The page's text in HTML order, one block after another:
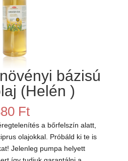
bázisú
(Helén )
FtÁrtartomány:
1
950 Ft
-
5
a bőrfelszín alatt,
olajokkal. Próbáld ki te is
Jelenleg pumpa helyett